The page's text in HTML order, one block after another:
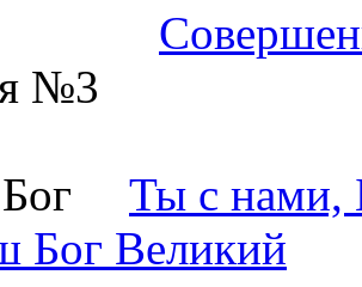
Ты с нами,
Бог Великий